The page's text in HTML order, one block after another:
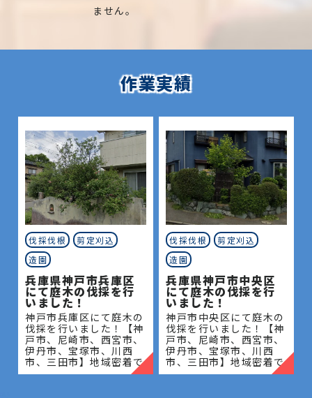
ません。
作業実績
伐採伐根
剪定刈込
造園
兵庫県神戸市兵庫区
にて庭木の伐採を行
いました！
神戸市兵庫区にて庭木の
伐採を行いました！【神
戸市、尼崎市、西宮市、
伊丹市、宝塚市、川西
市、三田市】地域密着で
伐採・抜根・剪定・草刈
伐採伐根
剪定刈込
造園
兵庫県神戸市中央区
にて庭木の伐採を行
いました！
神戸市中央区にて庭木の
伐採を行いました！【神
戸市、尼崎市、西宮市、
伊丹市、宝塚市、川西
市、三田市】地域密着で
伐採・抜根・剪定・草刈